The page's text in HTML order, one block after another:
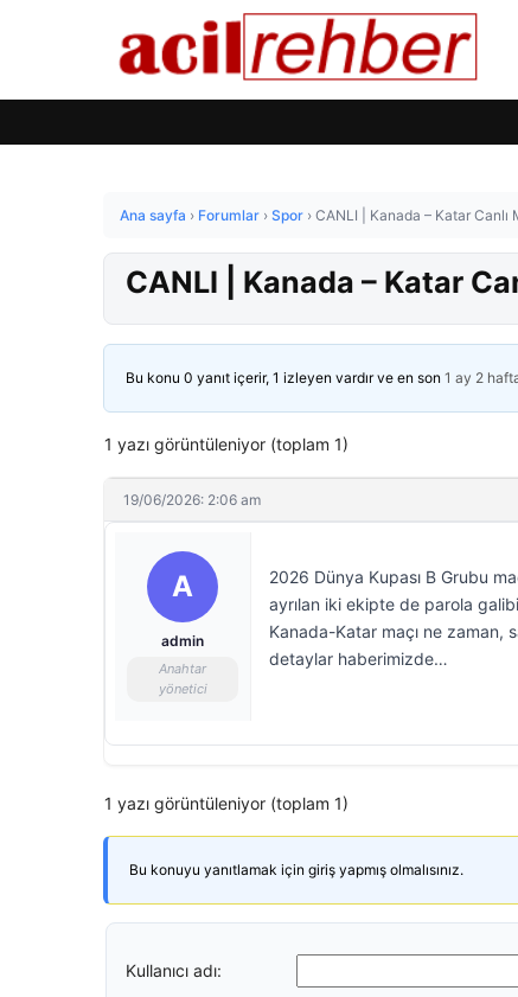
Ana sayfa › Forumlar › Spor › CANLI | Kanada – Katar Canlı
CANLI | Kanada – Katar
Bu konu 0 yanıt içerir, 1 izleyen vardır ve en son 1 ay 2
1 yazı görüntüleniyor (toplam 1)
19/06/2026: 2:06 am
A
admin
Anahtar
yönetici
2026 Dünya Kupası B Grubu
ayrılan iki ekipte de parola
Kanada-Katar maçı ne zaman,
detaylar haberimizde…
1 yazı görüntüleniyor (toplam 1)
Bu konuyu yanıtlamak için giriş yapmış olmalısınız.
Kullanıcı adı: